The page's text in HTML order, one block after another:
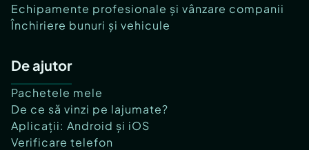
Echipamente profesionale și vânzare companii
Închiriere bunuri și vehicule
De ajutor
Pachetele mele
De ce să vinzi pe lajumate?
Aplicații: Android și iOS
Verificare telefon